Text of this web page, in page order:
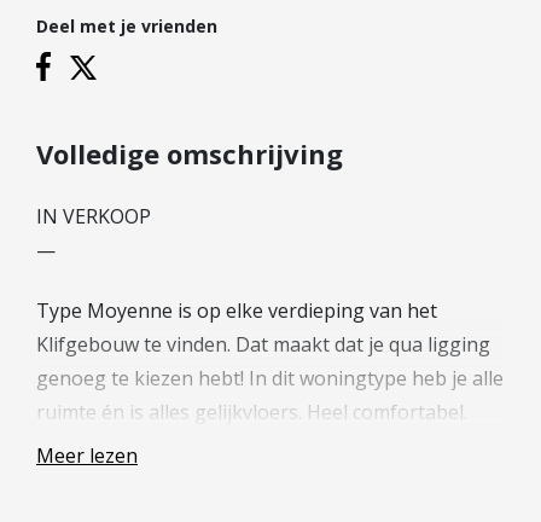
Starterslening
Financiële check
Duurzame hypotheek
Contact
Leer ons kennen
Over Ons
Ons Team
Vacatures
FAQ
Deel met je vrienden
Volledige omschrijving
IN VERKOOP
—
Type Moyenne is op elke verdieping van het
Klifgebouw te vinden. Dat maakt dat je qua ligging
genoeg te kiezen hebt! In dit woningtype heb je alle
ruimte én is alles gelijkvloers. Heel comfortabel.
Moyenne heeft een woonoppervlakte van circa 58
Meer lezen